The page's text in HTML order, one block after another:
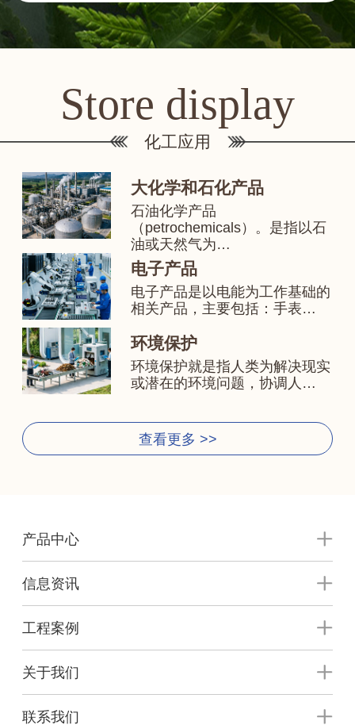
Store display
化工应用
大化学和石化产品
石油化学产品
（petrochemicals）。是指以石
油或天然气为…
电子产品
电子产品是以电能为工作基础的
相关产品，主要包括：手表…
环境保护
环境保护就是指人类为解决现实
或潜在的环境问题，协调人…
查看更多 >>
产品中心
信息资讯
工程案例
关于我们
联系我们